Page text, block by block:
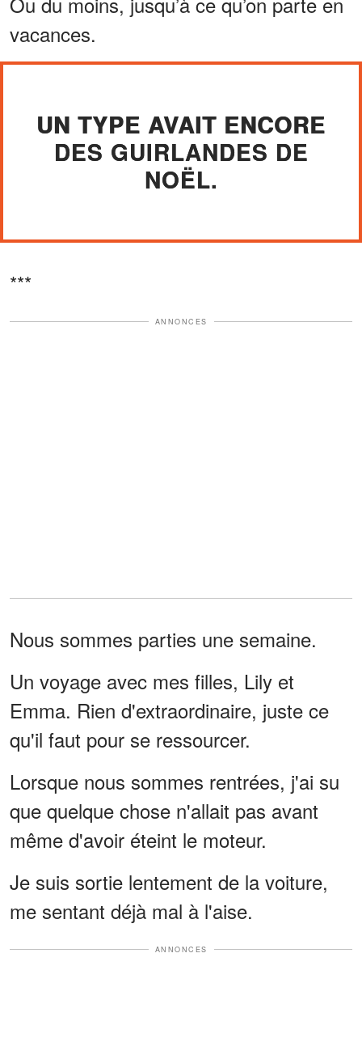
vacances.
UN TYPE AVAIT ENCORE
DES GUIRLANDES DE
NOËL.
***
ANNONCES
Nous sommes parties une semaine.
Un voyage avec mes filles, Lily et
Emma. Rien d'extraordinaire, juste ce
qu'il faut pour se ressourcer.
Lorsque nous sommes rentrées, j'ai su
que quelque chose n'allait pas avant
même d'avoir éteint le moteur.
Je suis sortie lentement de la voiture,
me sentant déjà mal à l'aise.
ANNONCES